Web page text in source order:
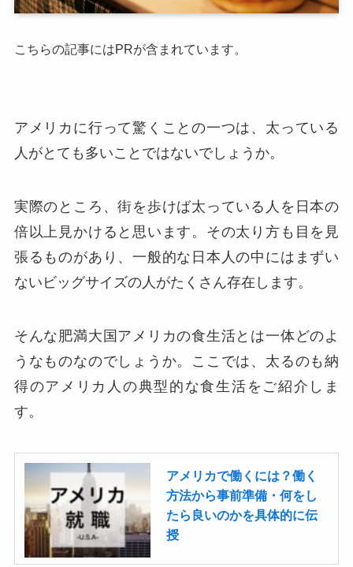
こちらの記事にはPRが含まれています。
アメリカに行って驚くことの一つは、太っている
人がとても多いことではないでしょうか。
実際のところ、街を歩けば太っている人を日本の
倍以上見かけると思います。その太り方も目を見
張るものがあり、一般的な日本人の中にはまずい
ないビッグサイズの人がたくさん存在します。
そんな肥満大国アメリカの食生活とは一体どのよ
うなものなのでしょうか。ここでは、太るのも納
得のアメリカ人の典型的な食生活をご紹介しま
す。
アメリカで働くには？働く
方法から事前準備・何をし
たら良いのかを具体的に伝
授